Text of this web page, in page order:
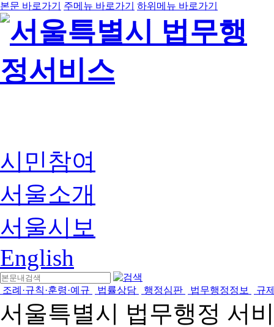
본문 바로가기 주메뉴 바로가기 하위메뉴 바로가기
시민참여
서울소개
서울시보
English
조례·규칙·훈령·예규 법률상담 행정심판 법무행정정보 규
서울특별시 법무행정 서